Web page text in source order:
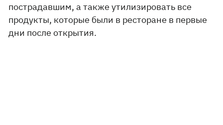
пострадавшим, а также утилизировать все
продукты, которые были в ресторане в первые
дни после открытия.